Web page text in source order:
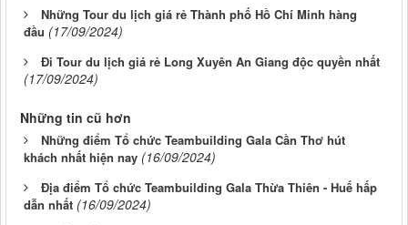
Những Tour du lịch giá rẻ Thành phố Hồ Chí Minh hàng
đầu (17/09/2024)
Đi Tour du lịch giá rẻ Long Xuyên An Giang độc quyền nhất
(17/09/2024)
Những tin cũ hơn
Những điểm Tổ chức Teambuilding Gala Cần Thơ hút
khách nhất hiện nay (16/09/2024)
Địa điểm Tổ chức Teambuilding Gala Thừa Thiên - Huế hấp
dẫn nhất (16/09/2024)